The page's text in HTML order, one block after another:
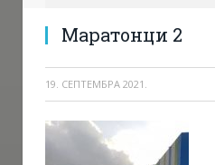
Маратонци 2
19. СЕПТЕМБРА 2021.